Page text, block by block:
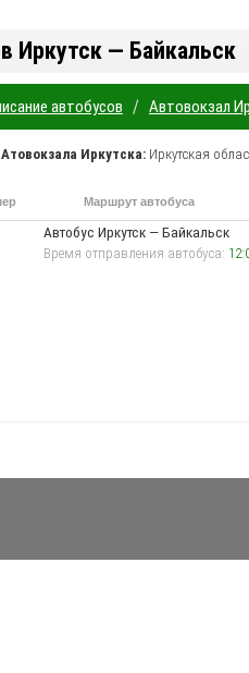
Иркутск — Байкальск
автобусов / Автовокзал
Атовокзала Иркутска: Иркутская
Маршрут автобуса
Автобус Иркутск — Байкальск
Время отправления автобуса: